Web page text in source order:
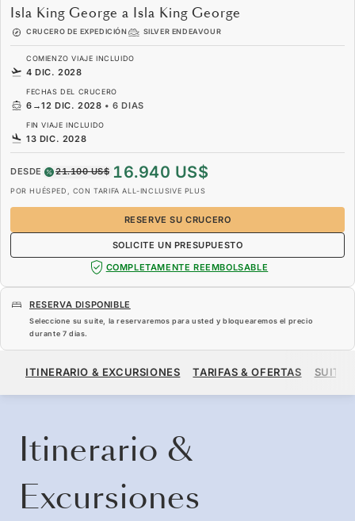
Isla King George a Isla King George
CRUCERO DE EXPEDICIÓN SILVER ENDEAVOUR
COMIENZO VIAJE INCLUIDO
4 DIC. 2028
FECHAS DEL CRUCERO
6 →12 DIC. 2028 •6 DIAS
FIN VIAJE INCLUIDO
13 DIC. 2028
DESDE 21.100 US$ 16.940 US$
POR HUÉSPED, CON TARIFA ALL-INCLUSIVE PLUS
RESERVE SU CRUCERO
SOLICITE UN PRESUPUESTO
COMPLETAMENTE REEMBOLSABLE
RESERVA DISPONIBLE
Seleccione su suite, la reservaremos para usted y bloquearemos el precio
durante 7 dias.
16.940 US$
ITINERARIO & EXCURSIONES TARIFAS & OFERTAS SUITES
Itinerario &
Excursiones